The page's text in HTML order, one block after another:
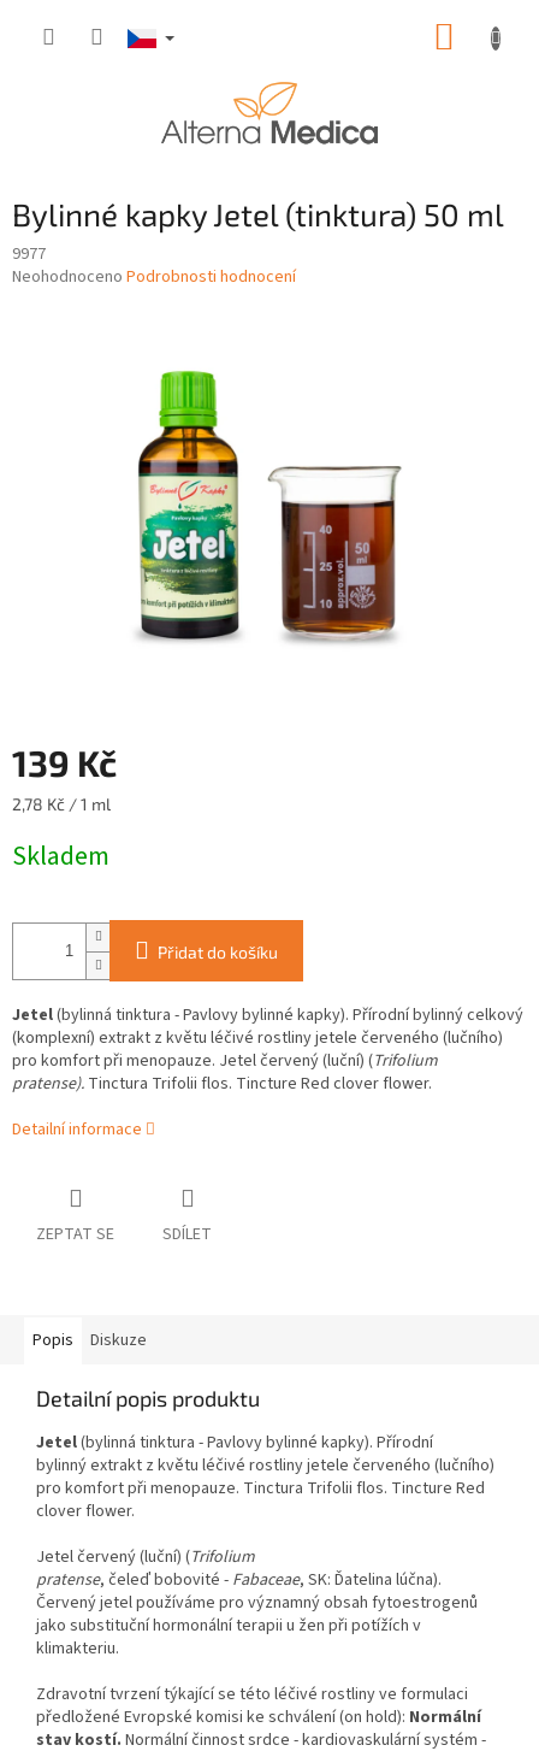
Bylinné kapky Jetel (tinktura) 50 ml
9977
Průměrné
Neohodnoceno Podrobnosti hodnocení
139 Kč
Měrná
2,78 Kč / 1 ml
Skladem
Přidat do košíku
Jetel(bylinná tinktura - Pavlovy bylinné kapky). Přírodní bylinnýcelkový
(komplexní) extrakt z květu léčivé rostliny jetele červeného (lučního)
pro komfort při menopauze. Jetel červený (luční) (Trifolium
pratense). Tinctura Trifolii flos. Tincture Red clover flower.
Detailní informace
ZEPTAT SE SDÍLET
Popis Diskuze
Detailní popis produktu
Jetel(bylinná tinktura - Pavlovy bylinné kapky). Přírodní
bylinný extrakt z květu léčivé rostliny jetele červeného (lučního)
pro komfort při menopauze. Tinctura Trifolii flos. Tincture Red
clover flower.
Jetel červený (luční) (Trifolium
pratense, čeleď bobovité - Fabaceae, SK: Ďatelina lúčna).
Červený jetel používáme pro významný obsah fytoestrogenů
jako substituční hormonální terapii u žen při potížích v
klimakteriu.
Zdravotní tvrzení týkající se této léčivé rostliny ve formulaci
předložené Evropské komisi ke schválení (on hold): Normální
stav kostí. Normální činnost srdce - kardiovaskulární systém -